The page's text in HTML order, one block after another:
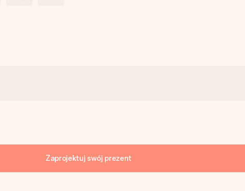
Zaprojektuj swój prezent